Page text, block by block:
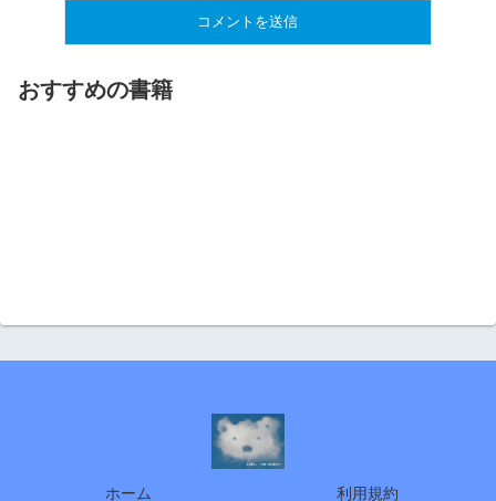
おすすめの書籍
ホーム 利用規約